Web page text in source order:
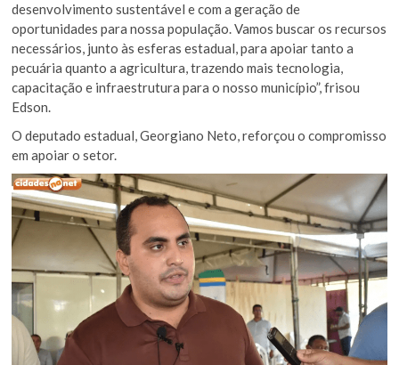
desenvolvimento sustentável e com a geração de
oportunidades para nossa população. Vamos buscar os recursos
necessários, junto às esferas estadual, para apoiar tanto a
pecuária quanto a agricultura, trazendo mais tecnologia,
capacitação e infraestrutura para o nosso município”, frisou
Edson.
O deputado estadual, Georgiano Neto, reforçou o compromisso
em apoiar o setor.